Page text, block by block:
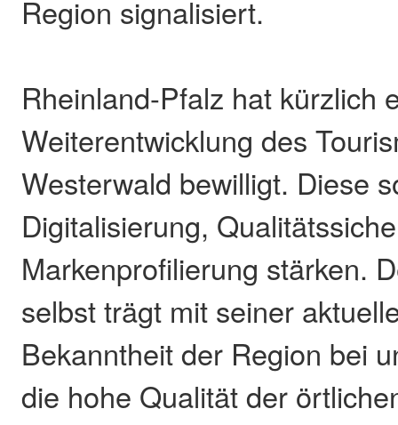
Region signalisiert.
Rheinland-Pfalz hat kürzlich
Weiterentwicklung des
Westerwald bewilligt. Diese
Digitalisierung,
Markenprofilierung stärken.
selbst trägt mit seiner
Bekanntheit der Region bei
die hohe Qualität der